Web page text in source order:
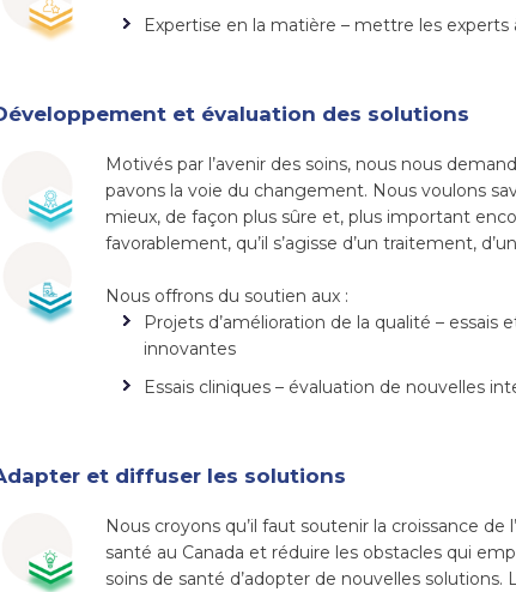
Expertise en la matière – mettre les
et évaluation des solutions
Motivés par l’avenir des soins, nous nous
pavons la voie du changement. Nous voulons
mieux, de façon plus sûre et, plus important
favorablement, qu’il s’agisse d’un traitement,
Nous offrons du soutien aux :
Projets d’amélioration de la qualité – essais
innovantes
Essais cliniques – évaluation de nouvelles
et diffuser les solutions
Nous croyons qu’il faut soutenir la croissance de
santé au Canada et réduire les obstacles qui
soins de santé d’adopter de nouvelles solutions.